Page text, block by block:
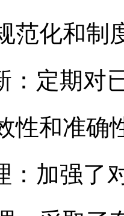
范化和制
：定期对
性和准确
：加强了